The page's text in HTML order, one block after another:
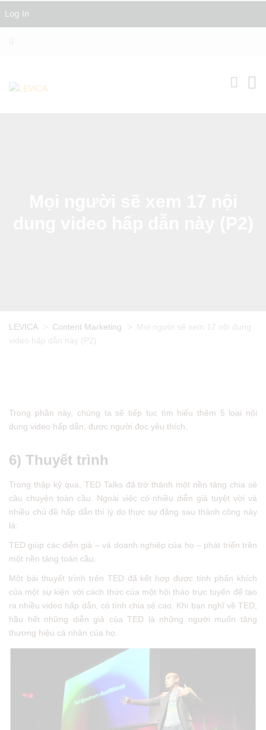
LEVICA Content Marketing
Mọi người sẽ xem 17 nội dung
video hấp dẫn này (P2)
Trong phần này, chúng ta sẽ tiếp tục tìm hiểu thêm 5 loại nội
dung video hấp dẫn, được người đọc yêu thích.
6) Thuyết trình
Trong thập kỷ qua, TED Talks đã trở thành một nền tảng chia sẻ
câu chuyện toàn cầu. Ngoài việc có nhiều diễn giả tuyệt vời và
nhiều chủ đề hấp dẫn thì lý do thực sự đằng sau thành công này
là:
TED giúp các diễn giả – và doanh nghiệp của họ – phát triển trên
một nền tảng toàn cầu.
Một bài thuyết trình trên TED đã kết hợp được tính phấn khích
của một sự kiện với cách thức của một hội thảo trực tuyến để tạo
ra nhiều video hấp dẫn, có tính chia sẻ cao. Khi bạn nghĩ về TED,
hầu hết những diễn giả của TED là những người muốn tăng
thương hiệu cá nhân của họ.
Log In